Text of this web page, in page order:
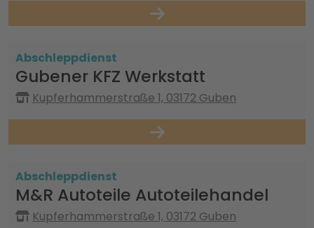
Abschleppdienst
Gubener KFZ Werkstatt
Kupferhammerstraße 1, 03172 Guben
Abschleppdienst
M&R Autoteile Autoteilehandel
Kupferhammerstraße 1, 03172 Guben